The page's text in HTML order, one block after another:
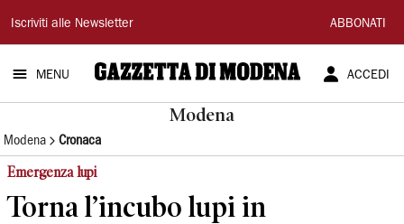
Gazzetta
di
Modena
Iscriviti alle Newsletter ABBONATI
MENU ACCEDI
Modena
Modena Cronaca
Emergenza lupi
Torna l’incubo lupi in